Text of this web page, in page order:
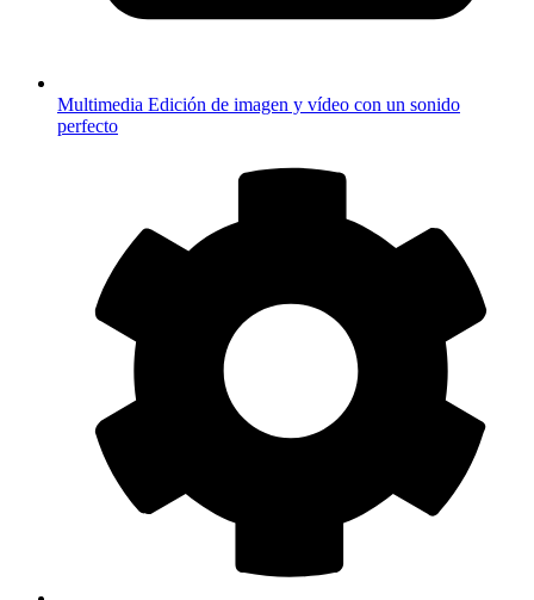
Multimedia Edición de imagen y vídeo con un sonido
perfecto